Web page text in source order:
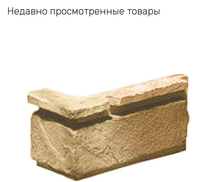
Недавно просмотренные товары